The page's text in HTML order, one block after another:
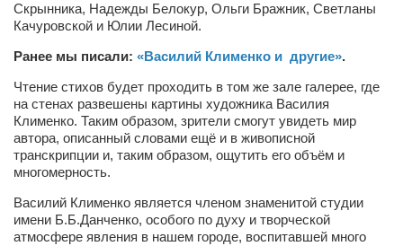
Игорь Добровольский
Александра Скорук
Евгений Полюхович
Ольга Чикина
Здоровье
Скрынника, Надежды Белокур, Ольги Бражник, Светланы
Качуровской и Юлии Лесиной.
Ранее мы писали: «Василий Клименко и другие».
Чтение стихов будет проходить в том же зале галерее, где
на стенах развешены картины художника Василия
Клименко. Таким образом, зрители смогут увидеть мир
автора, описанный словами ещё и в живописной
транскрипции и, таким образом, ощутить его объём и
многомерность.
Василий Клименко является членом знаменитой студии
имени Б.Б.Данченко, особого по духу и творческой
атмосфере явления в нашем городе, воспитавшей много